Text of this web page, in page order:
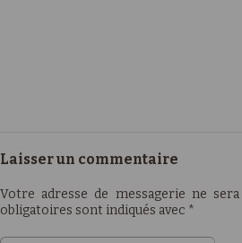
Laisser un commentaire
Votre adresse de messagerie ne
obligatoires sont indiqués avec *